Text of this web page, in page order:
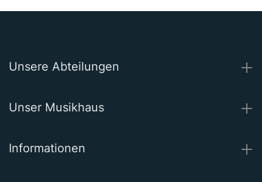
Unsere Abteilungen
Unser Musikhaus
Informationen